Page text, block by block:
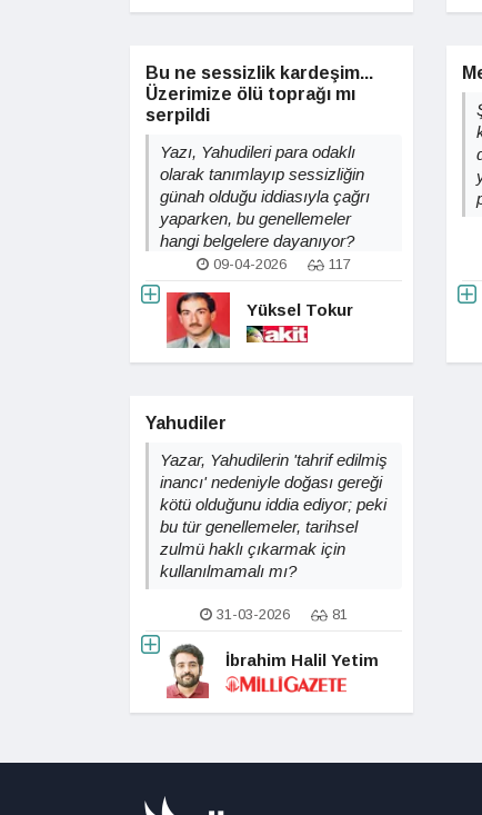
Bu ne sessizlik kardeşim...
Üzerimize ölü toprağı mı
serpildi
Yazı, Yahudileri para odaklı
olarak tanımlayıp sessizliğin
günah olduğu iddiasıyla çağrı
yaparken, bu genellemeler
hangi belgelere dayanıyor?
09-04-2026 117
Yüksel Tokur
Yahudiler
Yazar, Yahudilerin 'tahrif edilmiş
inancı' nedeniyle doğası gereği
kötü olduğunu iddia ediyor; peki
bu tür genellemeler, tarihsel
zulmü haklı çıkarmak için
kullanılmamalı mı?
31-03-2026 81
İbrahim Halil Yetim